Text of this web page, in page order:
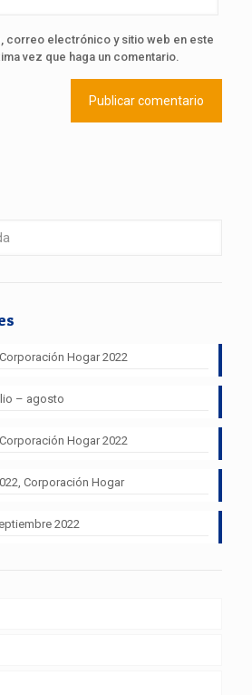
correo electrónico y sitio web en este
vez que haga un comentario.
Hogar 2022
– agosto
Hogar 2022
Corporación Hogar
2022